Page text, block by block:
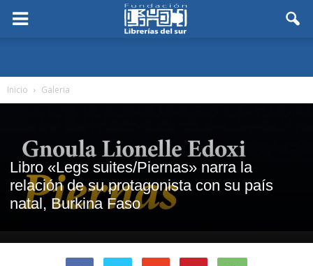
Inicio Galeria
Libro «Legs suites/Piernas» narra la
relación de su protagonista con su país
natal, Burkina Faso